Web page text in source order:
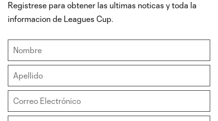
Registrese para obtener las ultimas noticas y toda la
informacion de Leagues Cup.